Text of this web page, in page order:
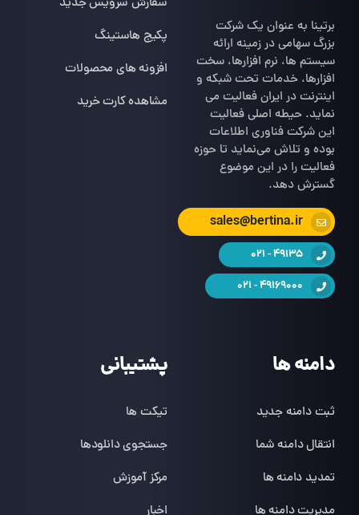
برتینا به عنوان یک شرکت
بزرگ سهامی در زمینه ارائه
سیستم ها، نرم افزارها، سخت
افزارها، خدمات تحت شبکه و
اینترنت در ایران فعالیت می
نماید. حیطه اصلی فعالیت
این شرکت فناوری اطلاعات
بوده و تلاش می‌نماید تا حوزه
فعالیت را در این موضوع
گسترش دهد.
sales@bertina.ir
49135 - 021
49169000 - 021
پکیج هاستینگ
افزونه های محصولات
مشاهده کارت خرید
دامنه ها
ثبت دامنه جدید
انتقال دامنه شما
تمدید دامنه ها
مدیریت دامنه ها
پشتیبانی
تیکت ها
جستجوی دانلودها
مرکز آموزش
اخبار